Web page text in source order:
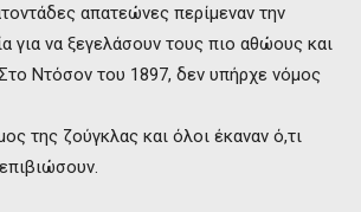
απατεώνες περίμεναν την
για να ξεγελάσουν τους πιο αθώους και
Ντόσον του 1897, δεν υπήρχε νόμος
της ζούγκλας και όλοι έκαναν ό,τι